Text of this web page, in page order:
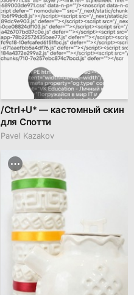
/Ctrl+U* — кастомный скин
для Спотти
Pavel Kazakov